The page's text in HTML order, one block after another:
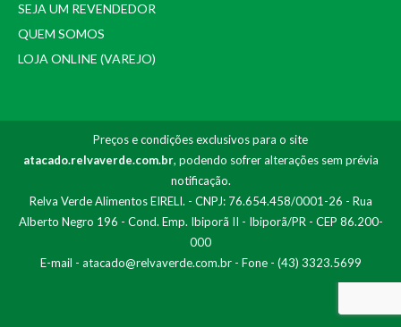
SEJA UM REVENDEDOR
QUEM SOMOS
LOJA ONLINE (VAREJO)
Preços e condições exclusivos para o site
atacado.relvaverde.com.br, podendo sofrer alterações sem prévia
notificação.
Relva Verde Alimentos EIRELI. - CNPJ: 76.654.458/0001-26 - Rua
Alberto Negro 196 - Cond. Emp. Ibiporã II - Ibiporã/PR - CEP 86.200-
000
E-mail - atacado@relvaverde.com.br- Fone - (43) 3323.5699